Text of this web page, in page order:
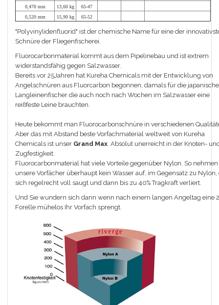
0,470 mm
13,60 kg
65-47
0,520 mm
15,90 kg 65-52
"Polyvinylidenfluorid" ist der chemische Name für eine der
Schnüre der Fliegenfischerei.
Fluorocarbonmaterial kommt aus dem Pipelinebau und ist extrem
widerstandsfähig gegen Salzwasser.
Bereits vor 25Jahren hat Kureha Chemicals mit der Entwicklung von
Angelschnüren aus Fluorcarbon begonnen, damals für die
Langleinenfischer die auch noch nach Wochen im Salzwasser eine
reißfeste Leine brauchten.
Heute bekommt man Fluorocarbonschnüre in verschiedenen
Aber das mit Abstand beste Vorfachmaterial weltweit von Kureha
Chemicals ist unser Grand Max. Absolut unerreicht in der Knoten-
Zugfestigkeit.
Fluorocarbonmaterial hat viele Vorteile gegenüber Nylon. So nehmen
unsere Vorfächer überhaupt kein Wasser auf, im Gegensatz zu Nylon,
sich regelrecht voll saugt und dann bis zu 40% Tragkraft verliert.
Und Sie wundern sich dann wenn nach einem langen Angeltag eine
Forelle mühelos Ihr Vorfach sprengt.